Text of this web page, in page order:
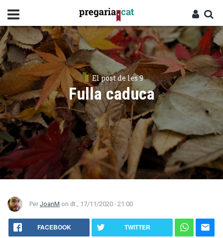
contingut
Entra
Cercador
El post de les 9
Fulla caduca
Per JoanM on dt., 17/11/2020 - 21:00
FACEBOOK TWITTER